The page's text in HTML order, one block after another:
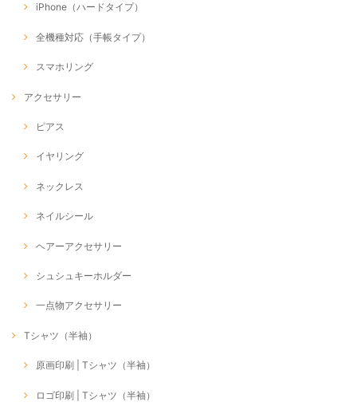
iPhone（ハードタイプ）
全機種対応（手帳タイプ）
スマホリング
アクセサリー
ピアス
イヤリング
ネックレス
ネイルシール
ヘアーアクセサリー
シュシュキーホルダー
一点物アクセサリー
Tシャツ（半袖）
原画印刷 | Tシャツ（半袖）
ロゴ印刷 | Tシャツ（半袖）